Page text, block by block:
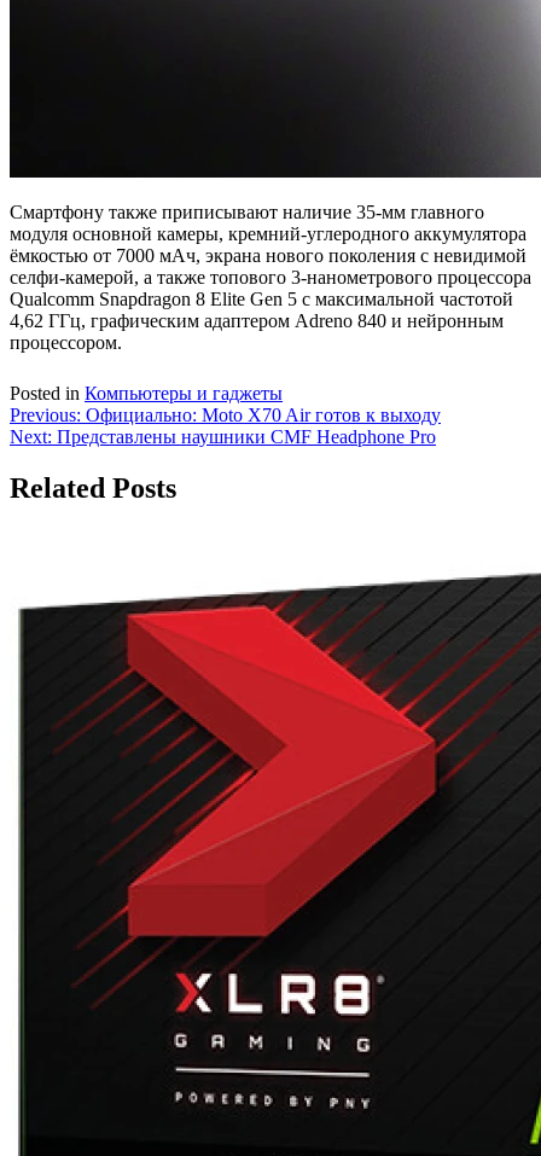
Смартфону также приписывают наличие 35-мм главного
модуля основной камеры, кремний-углеродного аккумулятора
ёмкостью от 7000 мАч, экрана нового поколения с невидимой
селфи-камерой, а также топового 3-нанометрового процессора
Qualcomm Snapdragon 8 Elite Gen 5 c максимальной частотой
4,62 ГГц, графическим адаптером Adreno 840 и нейронным
процессором.
Posted in Компьютеры и гаджеты
Навигация
по
записям
Previous: Официально: Moto X70 Air готов к выходу
Next: Представлены наушники CMF Headphone Pro
Related Posts